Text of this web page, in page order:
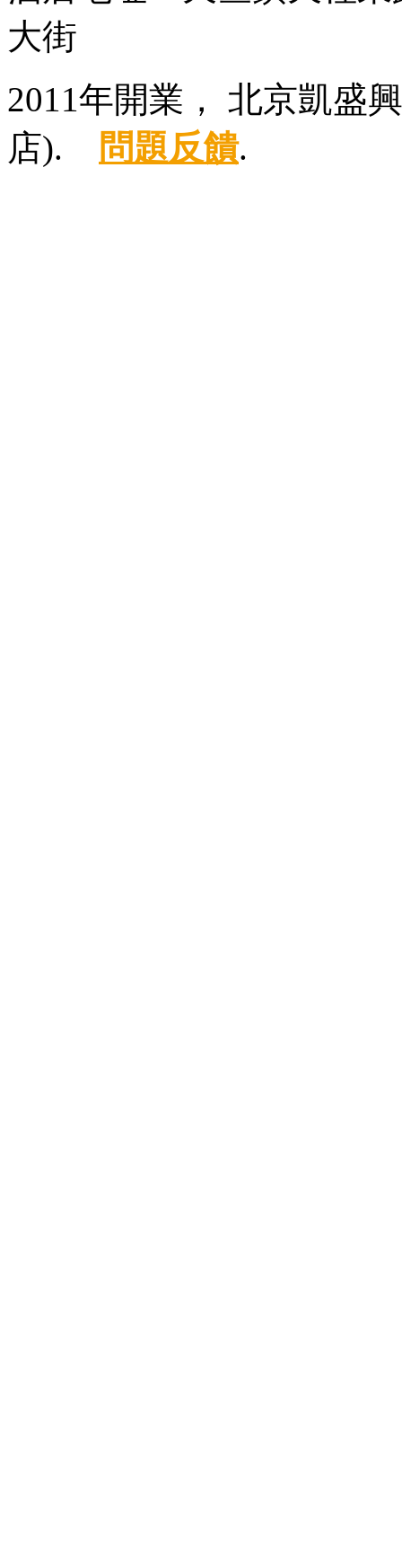
大街
2011年開業， 北京凱盛
店).
問題反饋.